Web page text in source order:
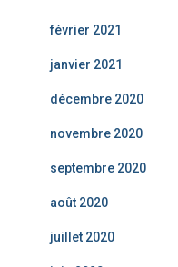
février 2021
janvier 2021
décembre 2020
novembre 2020
septembre 2020
août 2020
juillet 2020